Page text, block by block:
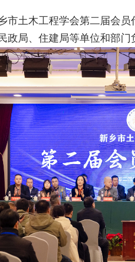
土木工程学会第二届会员
政局、住建局等单位和部门